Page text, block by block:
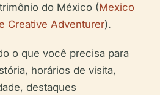
do México (Mexico
Creative Adventurer).
o que você precisa para
horários de visita,
destaques